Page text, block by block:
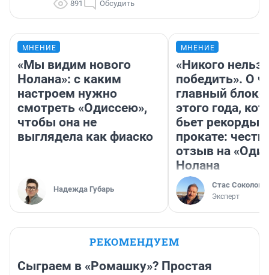
891 Обсудить
МНЕНИЕ
«Мы видим нового
Нолана»: с каким
настроем нужно
смотреть «Одиссею»,
чтобы она не
выглядела как фиаско
Надежда Губарь
МНЕНИЕ
«Никого нельзя
победить». О
главный
этого года,
бьет рекорды в
прокате:
отзыв на
Нолана
Стас Соколов
Эксперт
РЕКОМЕНДУЕМ
Сыграем в «Ромашку»? Простая